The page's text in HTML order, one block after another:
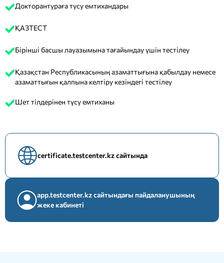
Докторантураға түсу емтихандары
ҚАЗТЕСТ
Бірінші басшы лауазымына тағайындау үшін тестілеу
Қазақстан Республикасының азаматтығына қабылдау немесе
азаматтығын қалпына келтіру кезіндегі тестілеу
Шет тілдерінен түсу емтиханы
certificate.testcenter.kz сайтында
app.testcenter.kz сайтындағы пайдаланушының
жеке кабинеті